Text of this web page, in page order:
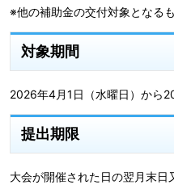
※他の補助金の交付対象となる
対象期間
2026年4月1日（水曜日）から
提出期限
大会が開催された日の翌月末日